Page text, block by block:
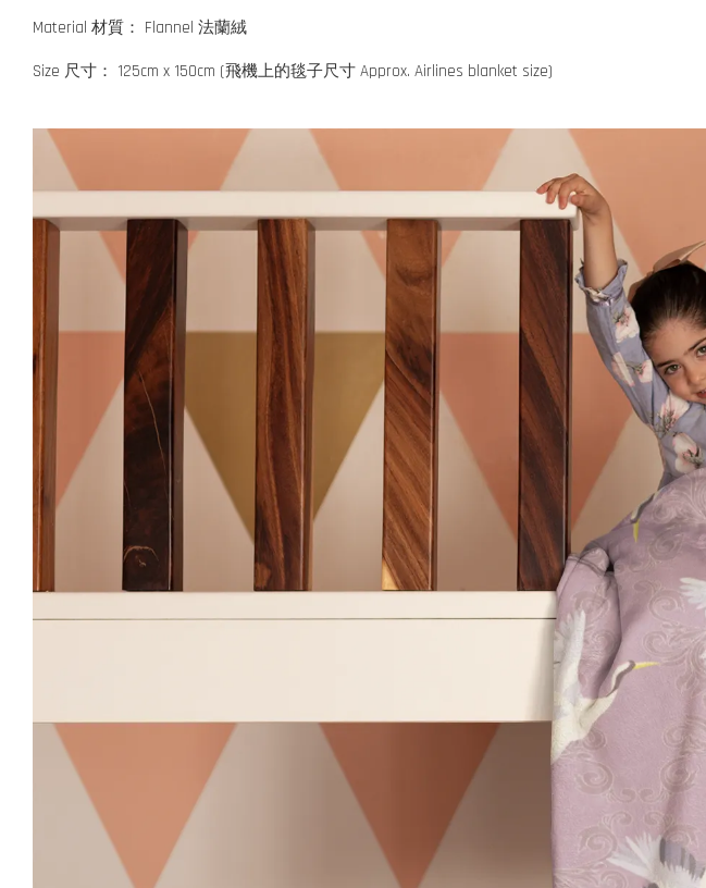
Material 材質： Flannel 法蘭絨
Size 尺寸： 125cm x 150cm (飛機上的毯子尺寸 Approx. Airlines blanket size)